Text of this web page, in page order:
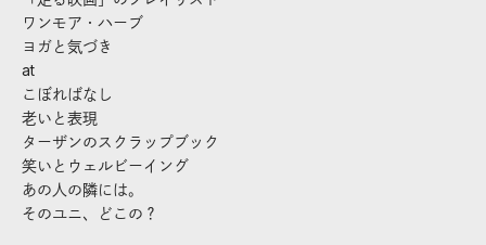
ワンモア・ハーブ
ヨガと気づき
at
こぼればなし
老いと表現
ターザンのスクラップブック
笑いとウェルビーイング
あの人の隣には。
そのユニ、どこの？